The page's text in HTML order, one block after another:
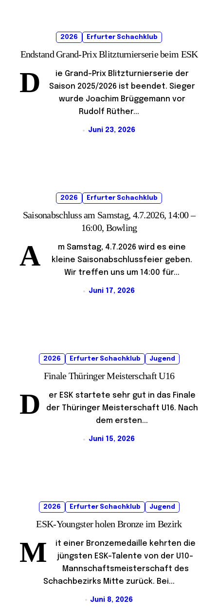
2026 Erfurter Schachklub
Endstand Grand-Prix Blitzturnierserie beim ESK
D
ie Grand-Prix Blitzturnierserie der
Saison 2025/2026 ist beendet. Sieger
wurde Joachim Brüggemann vor
Rudolf Rüther...
Juni 23, 2026
2026 Erfurter Schachklub
Saisonabschluss am Samstag, 4.7.2026, 14:00 –
16:00, Bowling
A
m Samstag, 4.7.2026 wird es eine
kleine Saisonabschlussfeier geben.
Wir treffen uns um 14:00 für...
Juni 17, 2026
2026 Erfurter Schachklub Jugend
Finale Thüringer Meisterschaft U16
D
er ESK startete sehr gut in das Finale
der Thüringer Meisterschaft U16. Nach
dem ersten...
Juni 15, 2026
2026 Erfurter Schachklub Jugend
ESK-Youngster holen Bronze im Bezirk
M
it einer Bronzemedaille kehrten die
jüngsten ESK-Talente von der U10-
Mannschaftsmeisterschaft des
Schachbezirks Mitte zurück. Bei...
Juni 8, 2026